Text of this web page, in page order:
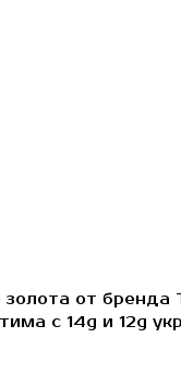
золота от бренда
с 14g и 12g